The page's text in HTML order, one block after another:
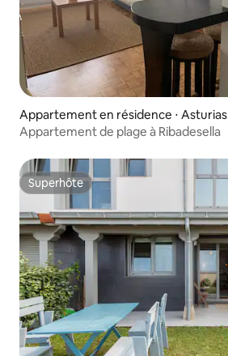
Appartement en résidence ⋅ Asturias
Appartement de plage à Ribadesella
Superhôte
Superhôte